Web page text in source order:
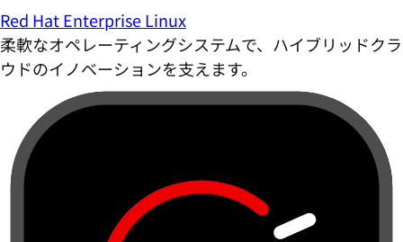
Red Hat Enterprise Linux
柔軟なオペレーティングシステムで、ハイブリッドクラ
ウドのイノベーションを支えます。